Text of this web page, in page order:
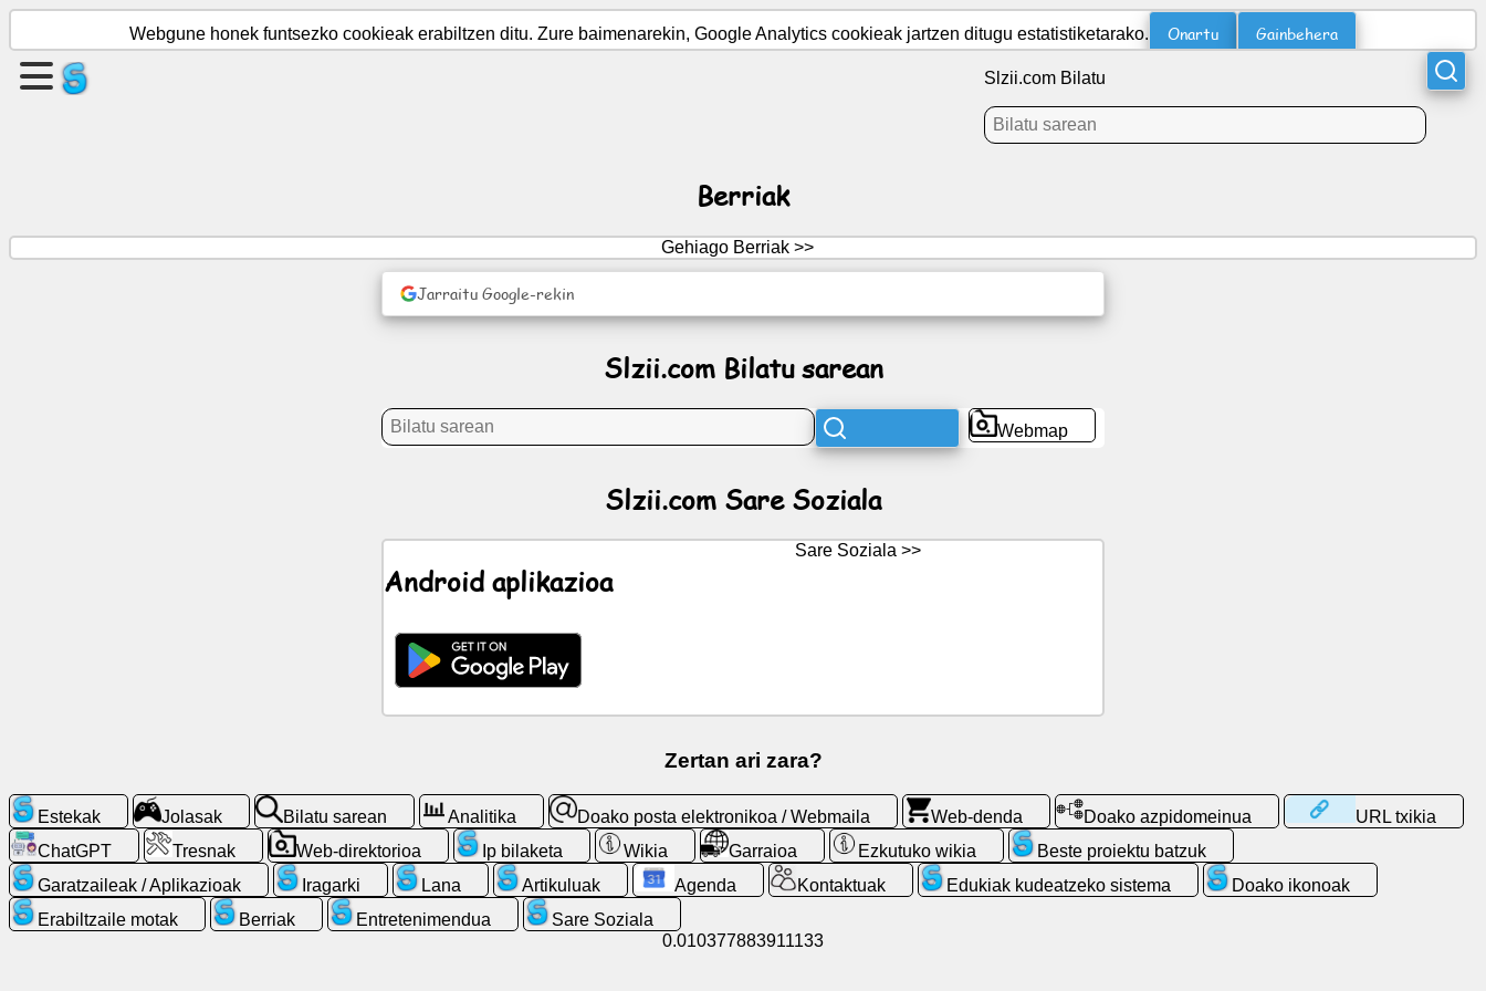
Sortu
Kontaktuak
Jolasak
Bilatu
sarean
Webgune honek funtsezko cookieak erabiltzen ditu. Zure baimenarekin, Google Analytics cookieak jartzen ditugu estatistiketarako. Onartu Gainbehera
Slzii.com Bilatu
Berriak
Gehiago Berriak >>
Jarraitu Google-rekin
Slzii.com Bilatu sarean
Webmap
Slzii.com Sare Soziala
Android aplikazioa
Sare Soziala >>
Zertan ari zara?
Estekak Jolasak Bilatu sarean Analitika Doako posta elektronikoa / Webmaila Web-denda Doako azpidomeinua
URL txikia
ChatGPT
Tresnak Web-direktorioa Ip bilaketa Wikia Garraioa Ezkutuko wikia
Beste proiektu batzuk
Garatzaileak / Aplikazioak
Iragarki Lana Artikuluak Agenda Kontaktuak Edukiak kudeatzeko sistema
Doako ikonoak
Erabiltzaile motak
Berriak Entretenimendua
Sare Soziala
0.010377883911133